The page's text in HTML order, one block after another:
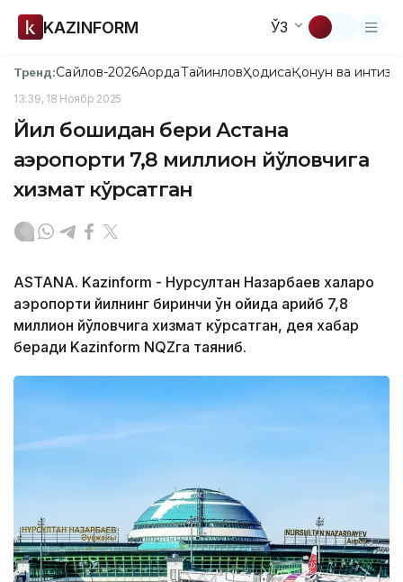
KAZINFORM ЎЗ
Тренд:Сайлов-2026АқордаТайинловҲодисаҚонун ва
13:39, 18 Ноябр 2025
Йил бошидан бери Астана
аэропорти 7,8 миллион йўловчига
хизмат кўрсатган
ASTANA. Kazinform - Нурсултан Назарбаев халқаро
аэропорти йилнинг биринчи ўн ойида қарийб 7,8
миллион йўловчига хизмат кўрсатган, дея хабар
беради Kazinform NQZга таяниб.